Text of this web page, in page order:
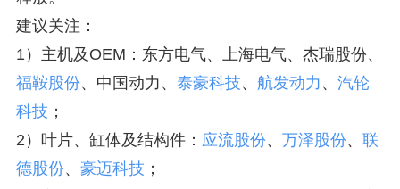
建议关注：
1）主机及OEM：东方电气、上海电气、杰瑞股份、
福鞍股份、中国动力、 泰豪科技、 航发动力 、 汽轮
科技 ；
2）叶片、缸体及结构件： 应流股份、 万泽股份、 联
德股份、 豪迈科技 ；